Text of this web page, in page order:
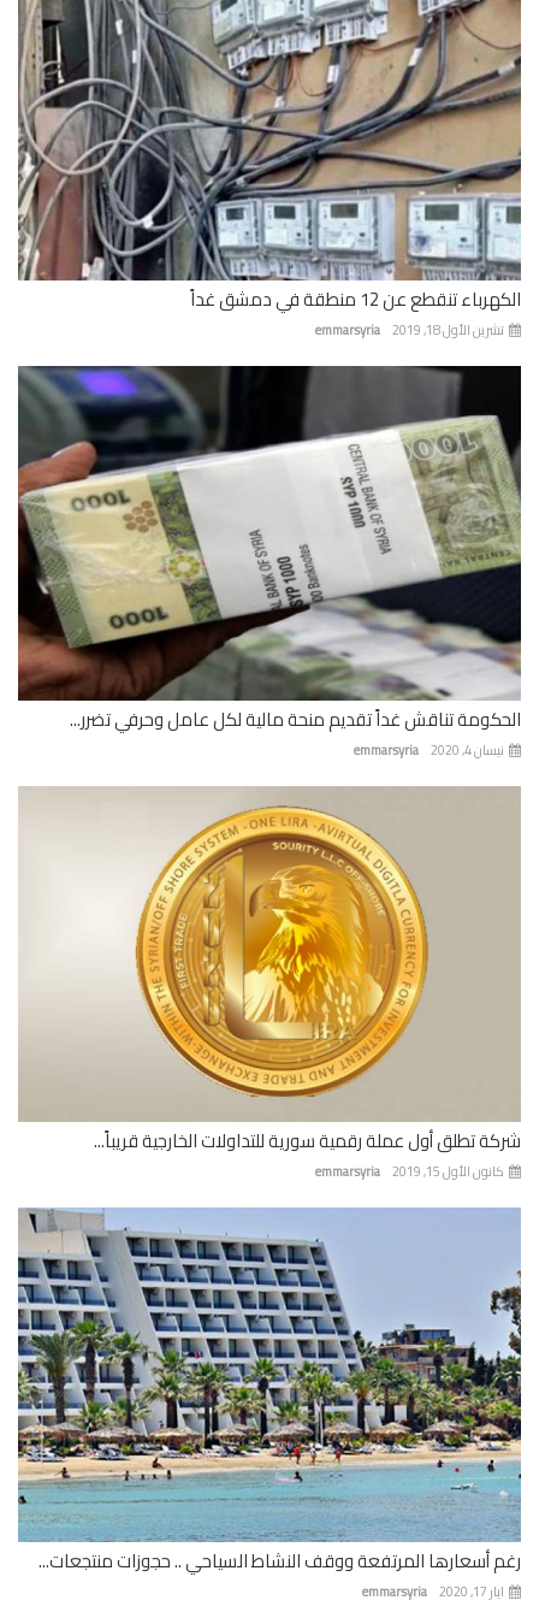
تنقطع عن 12 منطقة في دمشق غداً
emmarsyria الأول 18, 2019
تناقش غداً تقديم منحة مالية لكل عامل وحرفي تضرر...
emmarsyria 4, 2020
تطلق أول عملة رقمية سورية للتداولات الخارجية قريباً...
emmarsyria الأول 15, 2019
أسعارها المرتفعة ووقف النشاط السياحي .. حجوزات منتجعات...
emmarsyria